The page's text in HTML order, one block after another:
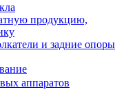
продукцию,
и задние опоры
аппаратов